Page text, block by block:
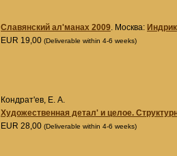
Славянский ал'манах 2009 . Москва: Индрик
EUR 19,00 (Deliverable within 4-6 weeks)
Кондрат'ев, Е. А.
Художественная детал' и целое.
EUR 28,00 (Deliverable within 4-6 weeks)